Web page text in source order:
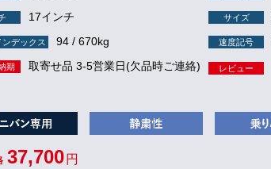
17インチ サイズ
ンデックス 94 / 670kg 速度記号
期 取寄せ品 3-5営業日(欠品時ご連絡) レビュー
37,700 円